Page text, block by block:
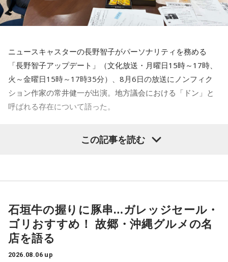
それに、いつも大阪でライブをするとき、私の親戚の皆さん
がぶどうの差し入れをしてくれるの。それも食べた！ メンバ
大阪公演の前の日もお仕事だったんですけど、そのお仕事が
終わったらすぐ大阪に帰って、ちょっとだけ（愛猫の）まろ
んにも会えたんですよ。それで、その次の日にライブをし
て、家族が観に来てくれて、帰ったという大阪ライフでした
ね。
「551の豚まんがあるとき？ ないとき？」っていうCMがある
リスナーちゃんはそのことを言ってくれていて、それも楽し
かった！ 私も大阪に行く前から「みんなでやれたら楽しいだ
ろうな」と思っていたから、そういうこともできて楽しかっ
たですね！ 来てくれてありがとう！
ニュースキャスターの長野智子がパーソナリティを務める
「長野智子アップデート」（文化放送・月曜日15時～17時、
火～金曜日15時～17時35分）、8月6日の放送にノンフィク
ション作家の常井健一が出演。地方議会における「ドン」と
呼ばれる存在について語った。
長ポストをめぐる現金授受疑惑です。その渦中にいる藏内勇
常井健一「『ドン』はスペイン語に由来する外来語です。ボ
スよりもさらにスケールの大きな権力者を示す言葉として定
着しました。いま、ドンとして注目されるのが福岡県議会の
藏内議長。福岡県内には一昔前から『福岡三国志』という言
この記事を読む
石垣牛の握りに豚串…ガレッジセール・
ゴリおすすめ！ 故郷・沖縄グルメの名
店を語る
2026.08.06 up